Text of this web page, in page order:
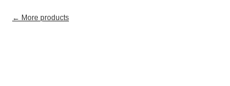
More products